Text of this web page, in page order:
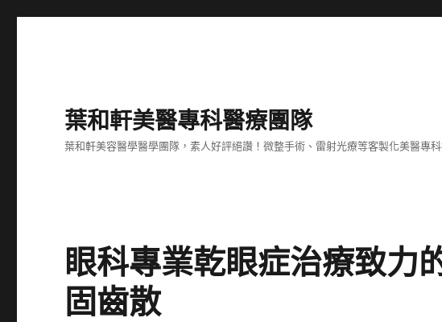
葉和軒美醫專科醫療團隊
葉和軒美容醫學醫學團隊，素人好評絕讚！微整手術、雷射光療等客製化美醫專
眼科專業乾眼症治療致力
固齒散